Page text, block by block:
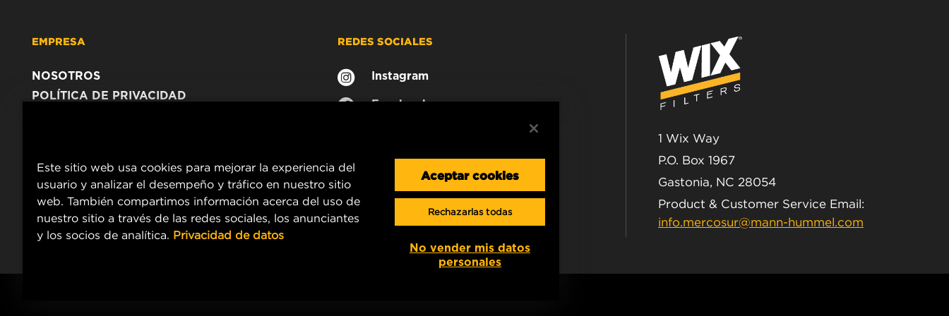
EMPRESA
NOSOTROS
POLÍTICA DE PRIVACIDAD
REDES SOCIALES
Instagram
Facebook
1 Wix Way
P.O. Box 1967
Gastonia, NC 28054
Product & Customer Service Email:
info.mercosur@mann-hummel.com
Este sitio web usa cookies para mejorar la experiencia del
usuario y analizar el desempeño y tráfico en nuestro sitio
web. También compartimos información acerca del uso de
nuestro sitio a través de las redes sociales, los anunciantes
y los socios de analítica. Privacidad de datos
Aceptar cookies
Rechazarlas todas
No vender mis datos
personales